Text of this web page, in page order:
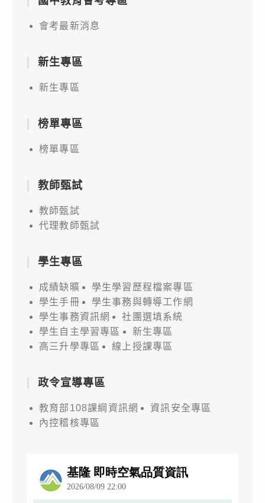
會考最新消息
新生專區
新生專區
榜單專區
榜單專區
教師甄試
教師甄試
代理教師甄試
學生專區
成績缺曠
學生學習歷程檔案專區
學生手冊
學生事務與轉導工作網
學生事務資訊網
社團選填系統
學生自主學習專區
新生專區
高三升學專區
線上授課專區
政令宣導專區
教育部108課綱資訊網
資訊安全專區
內控稽核專區